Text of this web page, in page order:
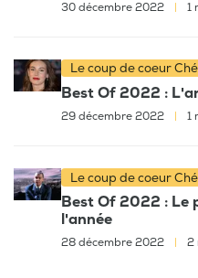
30 décembre 2022 1
Le coup de coeur
Best Of 2022 :
29 décembre 2022 1
Le coup de coeur
Best Of 2022 : Le
l'année
28 décembre 2022 | 2